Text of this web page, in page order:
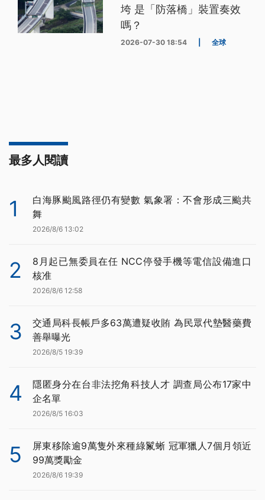
垮 是「防落橋」裝置奏效
嗎？
2026-07-30 18:54 全球
最多人閱讀
1
白海豚颱風路徑仍有變數 氣象署：不會形成三颱共
舞
2026/8/6 13:02
2
8月起已無委員在任 NCC停發手機等電信設備進口
核准
2026/8/6 12:58
3
交通局科長帳戶多63萬遭疑收賄 為民眾代墊醫藥費
善舉曝光
2026/8/5 19:39
4
隱匿身分在台非法挖角科技人才 調查局公布17家中
企名單
2026/8/5 16:03
5
屏東移除逾9萬隻外來種綠鬣蜥 冠軍獵人7個月領近
99萬獎勵金
2026/8/6 19:39